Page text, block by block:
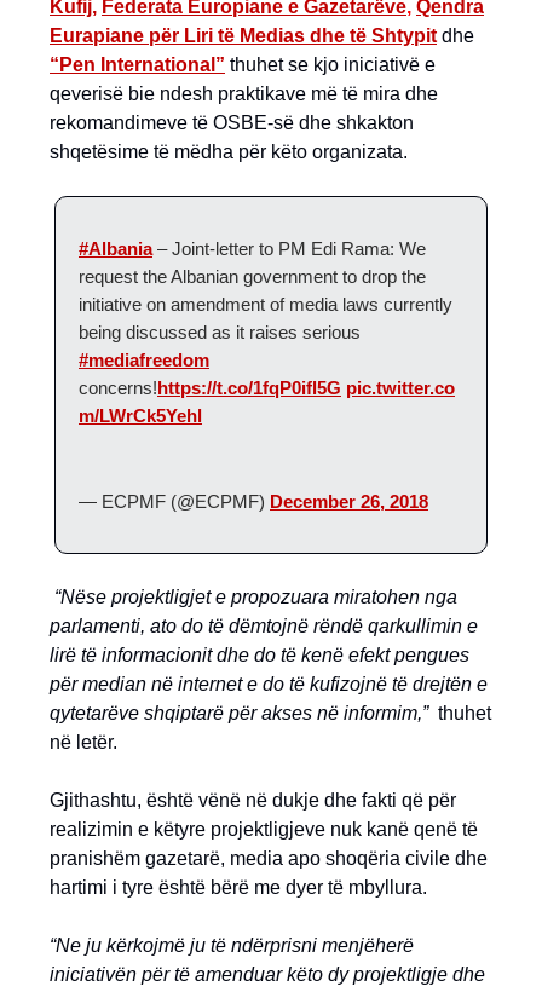
Kufij, Federata Europiane e Gazetarëve, Qendra
Eurapiane për Liri të Medias dhe të Shtypit dhe
“Pen International” thuhet se kjo iniciativë e
qeverisë bie ndesh praktikave më të mira dhe
rekomandimeve të OSBE-së dhe shkakton
shqetësime të mëdha për këto organizata.
#Albania– Joint-letter to PM Edi Rama: We
request the Albanian government to drop the
initiative on amendment of media laws currently
being discussed as it raises serious
#mediafreedom
concerns!https://t.co/1fqP0ifl5G pic.twitter.co
m/LWrCk5Yehl
— ECPMF (@ECPMF) December 26, 2018
“Nëse projektligjet e propozuara miratohen nga
parlamenti, ato do të dëmtojnë rëndë qarkullimin e
lirë të informacionit dhe do të kenë efekt pengues
për median në internet e do të kufizojnë të drejtën e
qytetarëve shqiptarë për akses në informim,” thuhet
në letër.
Gjithashtu, është vënë në dukje dhe fakti që për
realizimin e këtyre projektligjeve nuk kanë qenë të
pranishëm gazetarë, media apo shoqëria civile dhe
hartimi i tyre është bërë me dyer të mbyllura.
“Ne ju kërkojmë ju të ndërprisni menjëherë
iniciativën për të amenduar këto dy projektligje dhe